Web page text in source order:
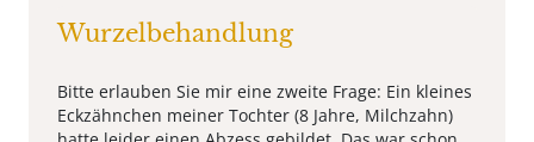
Wurzelbehandlung
Bitte erlauben Sie mir eine zweite Frage: Ein kleines
Eckzähnchen meiner Tochter (8 Jahre, Milchzahn)